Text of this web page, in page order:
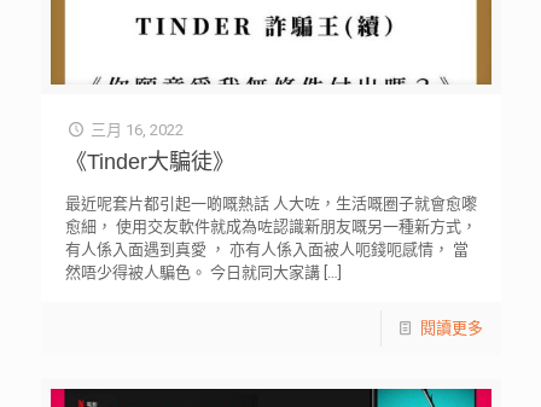
三月 16, 2022
《Tinder大騙徒》
最近呢套片都引起一啲嘅熱話 人大咗，生活嘅圈子就會愈嚟
愈細， 使用交友軟件就成為咗認識新朋友嘅另一種新方式，
有人係入面遇到真愛 ， 亦有人係入面被人呃錢呃感情， 當
然唔少得被人騙色。 今日就同大家講[…]
閱讀更多